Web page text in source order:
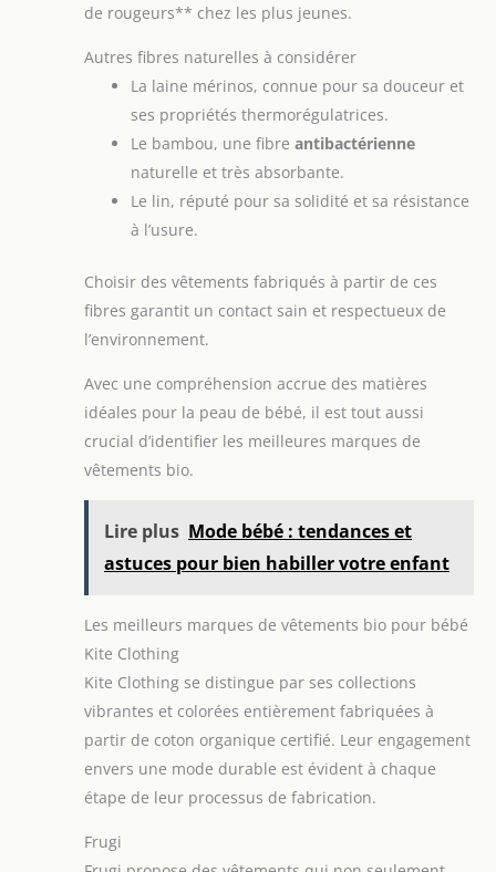
de rougeurs** chez les plus jeunes.
Autres fibres naturelles à considérer
La laine mérinos, connue pour sa douceur et
ses propriétés thermorégulatrices.
Le bambou, une fibre antibactérienne
naturelle et très absorbante.
Le lin, réputé pour sa solidité et sa résistance
à l’usure.
Choisir des vêtements fabriqués à partir de ces
fibres garantit un contact sain et respectueux de
l’environnement.
Avec une compréhension accrue des matières
idéales pour la peau de bébé, il est tout aussi
crucial d’identifier les meilleures marques de
vêtements bio.
Lire plus Mode bébé : tendances et
astuces pour bien habiller votre enfant
Les meilleurs marques de vêtements bio pour bébé
Kite Clothing
Kite Clothing se distingue par ses collections
vibrantes et colorées entièrement fabriquées à
partir de coton organique certifié. Leur engagement
envers une mode durable est évident à chaque
étape de leur processus de fabrication.
Frugi